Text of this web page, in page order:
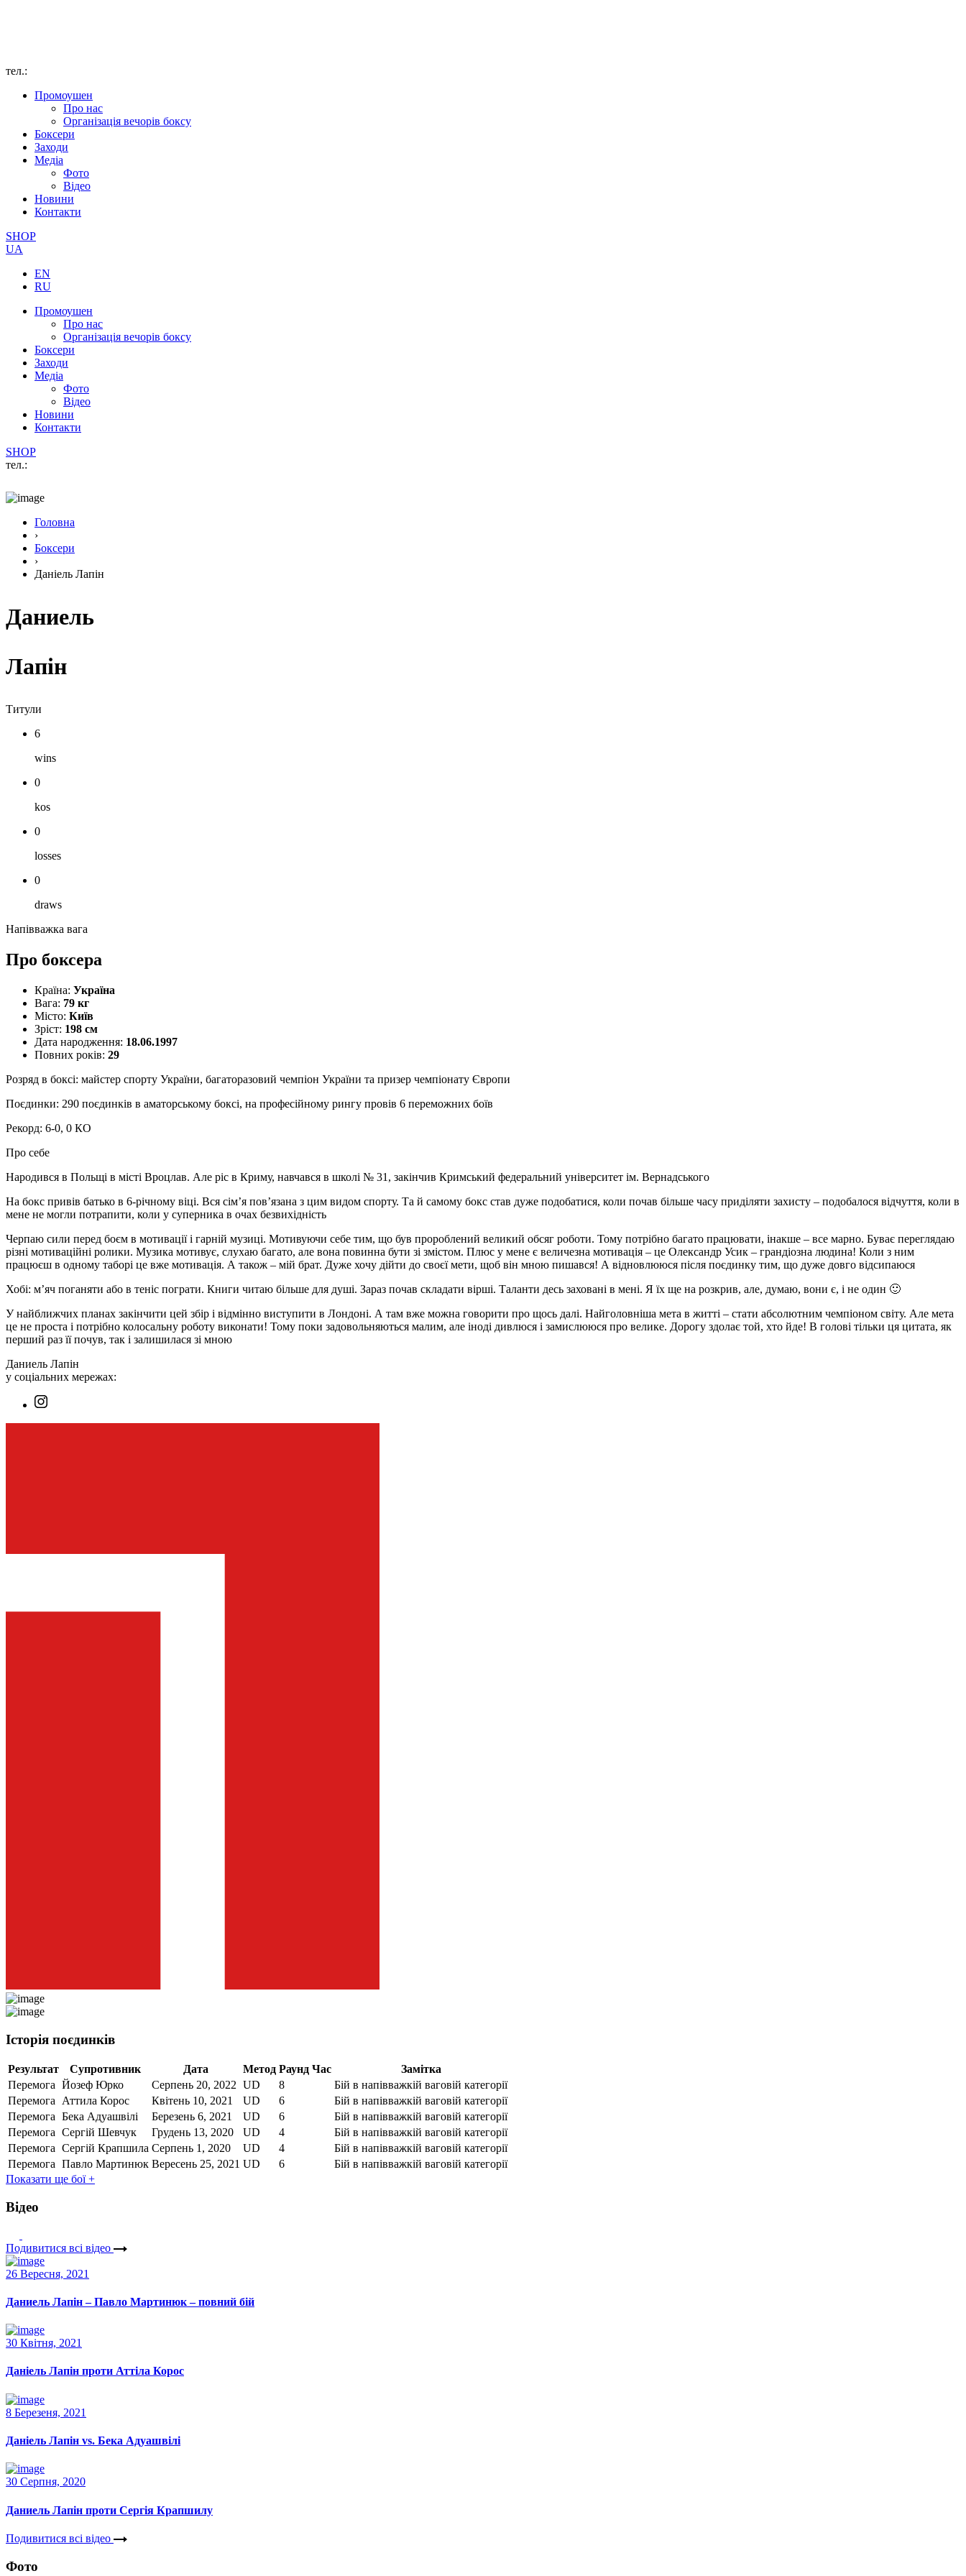
тел.:
Промоушен
Про нас
Організація вечорів боксу
Боксери
Заходи
Медіа
Фото
Відео
Новини
Контакти
SHOP
UA
EN
RU
Промоушен
Про нас
Організація вечорів боксу
Боксери
Заходи
Медіа
Фото
Відео
Новини
Контакти
SHOP
тел.:
Головна
›
Боксери
›
Даніель Лапін
Даниель
Лапін
Титули
6
wins
0
kos
0
losses
0
draws
Напівважка вага
Про боксера
Країна: Україна
Вага: 79 кг
Місто: Київ
Зріст: 198 см
Дата народження: 18.06.1997
Повних років: 29
Розряд в боксі: майстер спорту України, багаторазовий чемпіон України та призер чемпіонату Європи
Поєдинки: 290 поєдинків в аматорському боксі, на професійному рингу провів 6 переможних боїв
Рекорд: 6-0, 0 КО
Про себе
Народився в Польщі в місті Вроцлав. Але ріс в Криму, навчався в школі № 31, закінчив Кримський федеральний університет ім. Вернадського
На бокс привів батько в 6-річному віці. Вся сім’я пов’язана з цим видом спорту. Та й самому бокс став дуже подобатися, коли почав більше часу приділяти захисту – подобалося відчуття, коли в
мене не могли потрапити, коли у суперника в очах безвихідність
Черпаю сили перед боєм в мотивації і гарній музиці. Мотивуючи себе тим, що був пророблений великий обсяг роботи. Тому потрібно багато працювати, інакше – все марно. Буває переглядаю
різні мотиваційні ролики. Музика мотивує, слухаю багато, але вона повинна бути зі змістом. Плюс у мене є величезна мотивація – це Олександр Усик – грандіозна людина! Коли з ним
працюєш в одному таборі це вже мотивація. А також – мій брат. Дуже хочу дійти до своєї мети, щоб він мною пишався! А відновлююся після поєдинку тим, що дуже довго відсипаюся
Хобі: м’яч поганяти або в теніс пограти. Книги читаю більше для душі. Зараз почав складати вірші. Таланти десь заховані в мені. Я їх ще на розкрив, але, думаю, вони є, і не один 🙂
У найближчих планах закінчити цей збір і відмінно виступити в Лондоні. А там вже можна говорити про щось далі. Найголовніша мета в житті – стати абсолютним чемпіоном світу. Але мета
це не проста і потрібно колосальну роботу виконати! Тому поки задовольняються малим, але іноді дивлюся і замислююся про велике. Дорогу здолає той, хто йде! В голові тільки ця цитата, як
перший раз її почув, так і залишилася зі мною
Даниель Лапін
у соціальних мережах:
Історія поєдинків
Результат Супротивник Дата Метод Раунд Час
Замітка
Перемога Йозеф Юрко Серпень 20, 2022 UD 8
Бій в напівважкій ваговій категорії
Перемога
Аттила Корос Квітень 10, 2021 UD 6
Бій в напівважкій ваговій категорії
Перемога Бека Адуашвілі Березень 6, 2021 UD 6
Бій в напівважкій ваговій категорії
Перемога Сергій Шевчук Грудень 13, 2020 UD 4
Бій в напівважкій ваговій категорії
Перемога Сергій Крапшила Серпень 1, 2020 UD 4
Бій в напівважкій ваговій категорії
Перемога Павло Мартинюк Вересень 25, 2021 UD 6
Бій в напівважкій ваговій категорії
Показати ще бої +
Відео
Подивитися всі вiдео
26 Вересня, 2021
Даниель Лапін – Павло Мартинюк – повний бій
30 Квітня, 2021
Даніель Лапін проти Аттіла Корос
8 Березеня, 2021
Даніель Лапін vs. Бека Адуашвілі
30 Серпня, 2020
Даниель Лапін проти Сергія Крапшилу
Подивитися всі вiдео
Фото